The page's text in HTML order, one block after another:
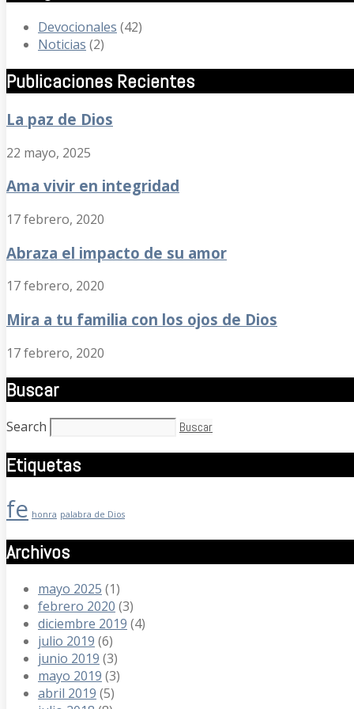
Devocionales (42)
Noticias (2)
Publicaciones Recientes
La paz de Dios
22 mayo, 2025
Ama vivir en integridad
17 febrero, 2020
Abraza el impacto de su amor
17 febrero, 2020
Mira a tu familia con los ojos de Dios
17 febrero, 2020
Buscar
Search Buscar
Etiquetas
fe honra palabra de Dios
Archivos
mayo 2025 (1)
febrero 2020 (3)
diciembre 2019 (4)
julio 2019 (6)
junio 2019 (3)
mayo 2019 (3)
abril 2019 (5)